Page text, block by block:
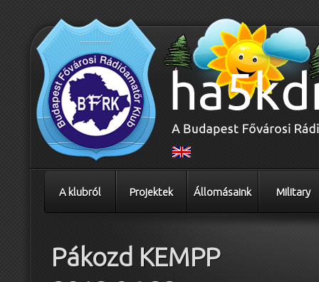
A klubról Projektek Állomásaink Military
Pákozd KEMPP